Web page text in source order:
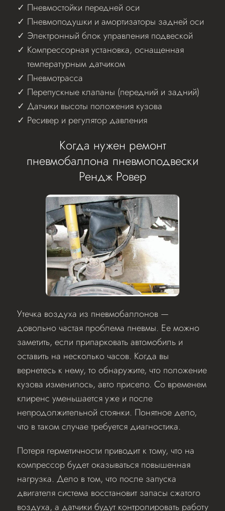
Пневмостойки передней оси
Пневмоподушки и амортизаторы задней оси
Электронный блок управления подвеской
Компрессорная установка, оснащенная
температурным датчиком
Пневмотрасса
Перепускные клапаны (передний и задний)
Датчики высоты положения кузова
Ресивер и регулятор давления
Когда нужен ремонт
пневмобаллона пневмоподвески
Рендж Ровер
Утечка воздуха из пневмобаллонов —
довольно частая проблема пневмы. Ее можно
заметить, если припарковать автомобиль и
оставить на несколько часов. Когда вы
вернетесь к нему, то обнаружите, что положение
кузова изменилось, авто присело. Со временем
клиренс уменьшается уже и после
непродолжительной стоянки. Понятное дело,
что в таком случае требуется диагностика.
Потеря герметичности приводит к тому, что на
компрессор будет оказываться повышенная
нагрузка. Дело в том, что после запуска
двигателя система восстановит запасы сжатого
воздуха, а датчики будут контролировать работу